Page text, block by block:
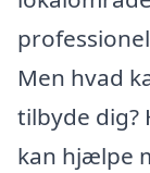
Men hvad
tilbyde dig?
kan hjælpe